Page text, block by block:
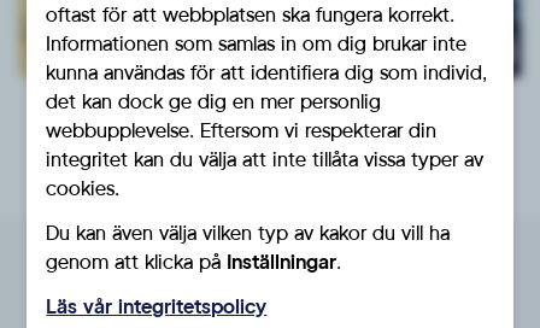
Denna förening tillhör
oftast för att webbplatsen ska fungera korrekt.
Informationen som samlas in om dig brukar inte
kunna användas för att identifiera dig som individ,
det kan dock ge dig en mer personlig
webbupplevelse. Eftersom vi respekterar din
integritet kan du välja att inte tillåta vissa typer av
cookies.
Du kan även välja vilken typ av kakor du vill ha
genom att klicka på Inställningar.
Läs vår integritetspolicy